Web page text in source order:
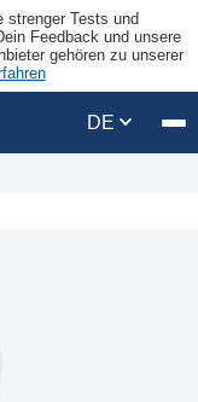
strenger Tests und
Feedback und unsere
gehören zu unserer
DE